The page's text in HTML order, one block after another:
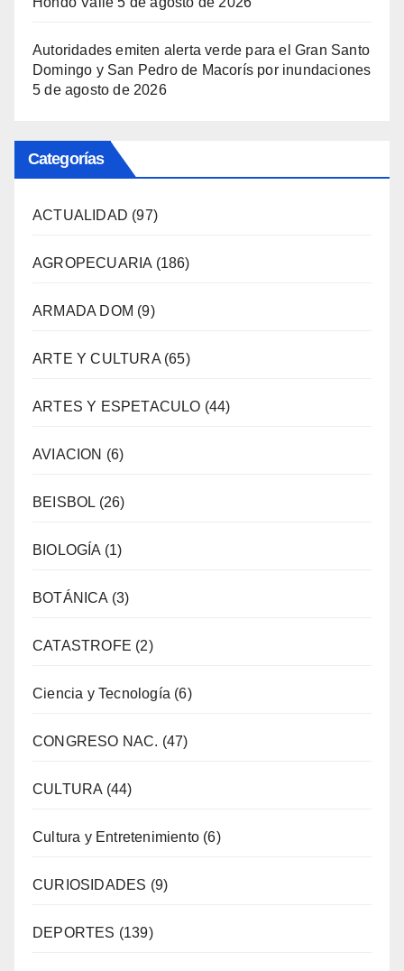
Autoridades emiten alerta verde para el Gran Santo
Domingo y San Pedro de Macorís por inundaciones
5 de agosto de 2026
Categorías
ACTUALIDAD (97)
AGROPECUARIA (186)
ARMADA DOM (9)
ARTE Y CULTURA(65)
ARTES Y ESPETACULO (44)
AVIACION (6)
BEISBOL (26)
BIOLOGÍA (1)
BOTÁNICA (3)
CATASTROFE (2)
Ciencia y Tecnología (6)
CONGRESO NAC. (47)
CULTURA (44)
Cultura y Entretenimiento (6)
CURIOSIDADES (9)
DEPORTES (139)